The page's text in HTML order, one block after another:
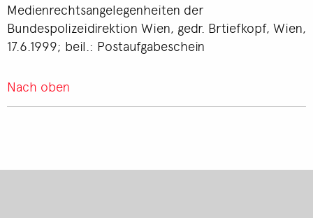
Medienrechtsangelegenheiten der
Bundespolizeidirektion Wien, gedr. Brtiefkopf, Wien,
17.6.1999; beil.: Postaufgabeschein
Nach oben